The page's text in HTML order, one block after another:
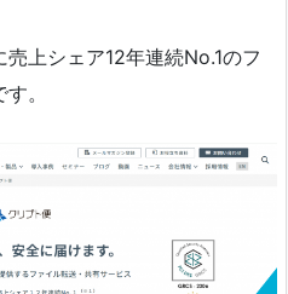
上シェア12年連続No.1のフ
。